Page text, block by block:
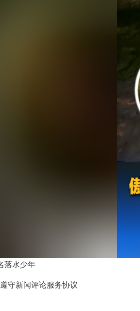
落水少年
守新闻评论服务协议